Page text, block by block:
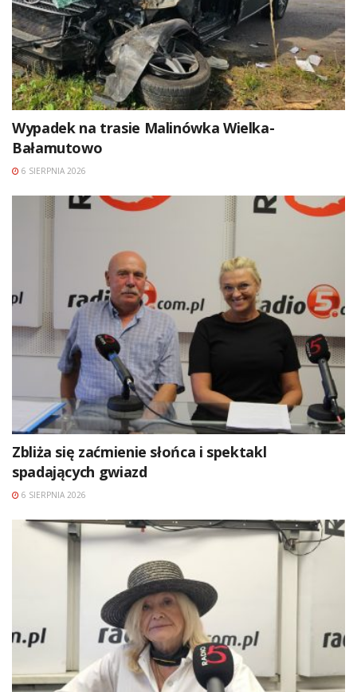
Wypadek na trasie Malinówka Wielka-
Bałamutowo
6 SIERPNIA 2026
Zbliża się zaćmienie słońca i spektakl
spadających gwiazd
6 SIERPNIA 2026